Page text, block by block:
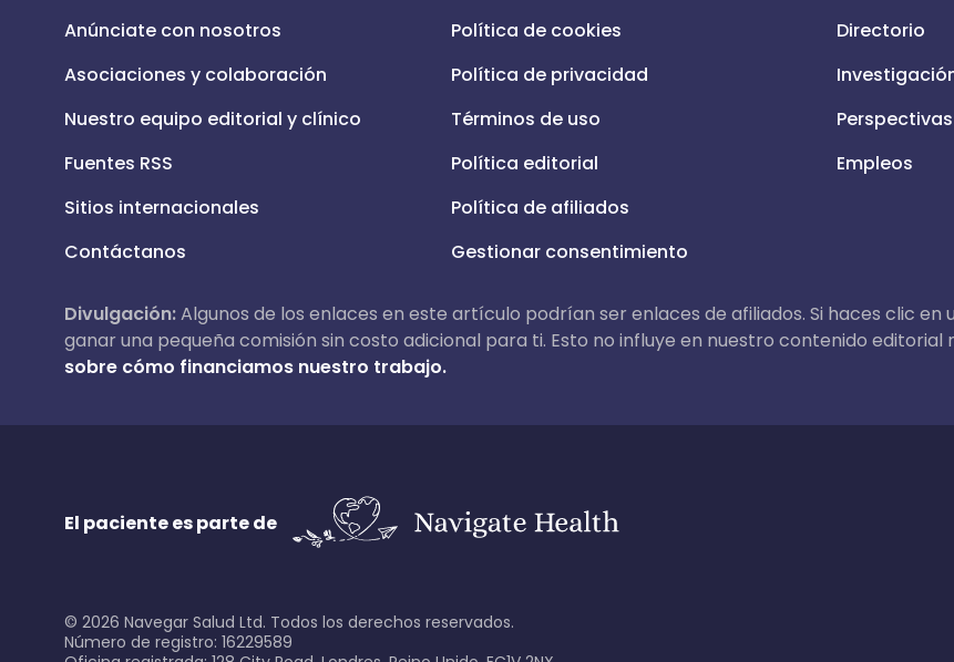
Anúnciate con nosotros
Asociaciones y colaboración
Nuestro equipo editorial y clínico
Fuentes RSS
Sitios internacionales
Contáctanos
Política de cookies
Política de privacidad
Términos de uso
Política editorial
Política de afiliados
Gestionar consentimiento
Directorio
Perspectivas
Empleos
Divulgación:Algunos de los enlaces en este artículo podrían ser enlaces de afiliados. Si haces clic
ganar una pequeña comisión sin costo adicional para ti. Esto no influye en nuestro contenido
sobre cómo financiamos nuestro trabajo.
El paciente es parte de
© 2026 Navegar Salud Ltd. Todos los derechos reservados.
Número de registro: 16229589